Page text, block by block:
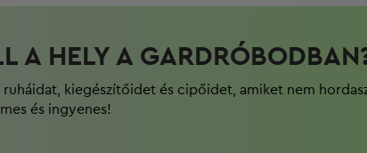
A HELY A
ruháidat, kiegészítőidet és cipőidet, amiket nem
és ingyenes!